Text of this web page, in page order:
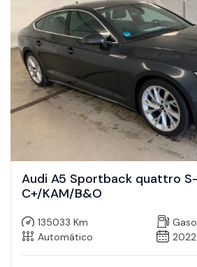
Audi A5 Sportback quattro S-
C+/KAM/B&O
135033 Km
Automático
2022